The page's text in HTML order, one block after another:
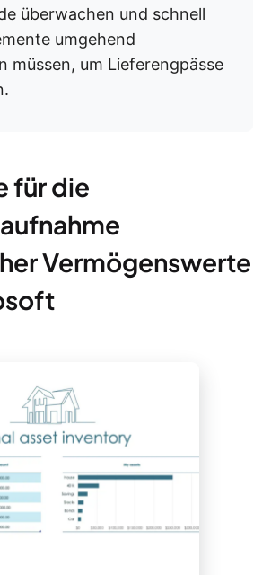
überwachen und schnell
umgehend
müssen, um Lieferengpässe
für die
Vermögenswerte